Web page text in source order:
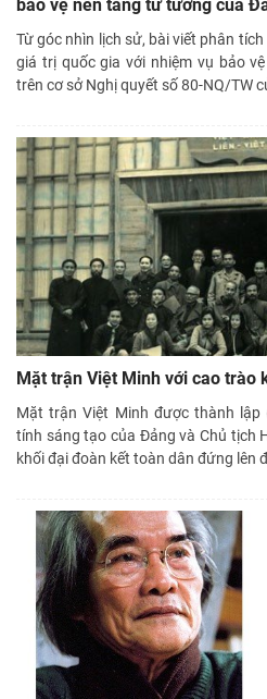
bảo vệ nền tảng tư tưởng của
Từ góc nhìn lịch sử, bài viết phân
giá trị quốc gia với nhiệm vụ bảo
trên cơ sở Nghị quyết số 80-NQ/TW
Mặt trận Việt Minh với cao trào
Mặt trận Việt Minh được thành lập
tính sáng tạo của Đảng và Chủ tịch
khối đại đoàn kết toàn dân đứng lên